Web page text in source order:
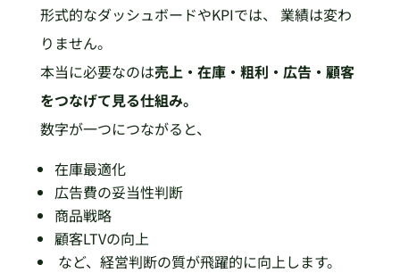
形式的なダッシュボードやKPIでは、 業績は変わ
りません。
本当に必要なのは売上・在庫・粗利・広告・顧客
をつなげて見る仕組み。
数字が一つにつながると、
在庫最適化
広告費の妥当性判断
商品戦略
顧客LTVの向上
など、経営判断の質が飛躍的に向上します。